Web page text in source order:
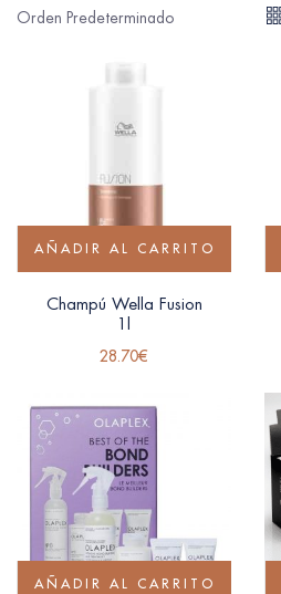
AÑADIR AL CARRITO
Champú Wella Fusion
1l
28.70€
AÑADIR AL CARRITO